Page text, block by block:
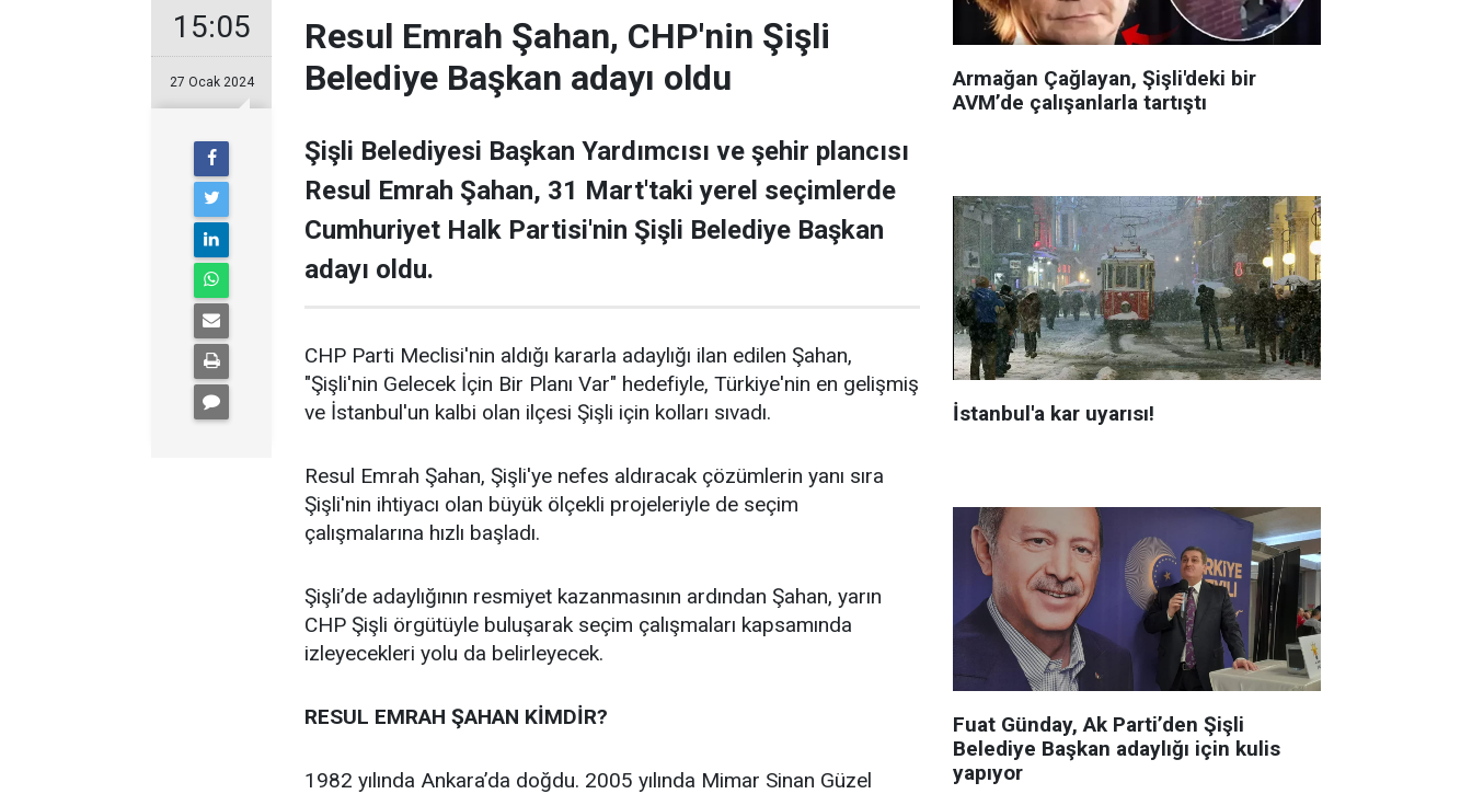
15:05
27 Ocak 2024
Resul Emrah Şahan, CHP'nin Şişli
Belediye Başkan adayı oldu
Şişli Belediyesi Başkan Yardımcısı ve şehir plancısı
Resul Emrah Şahan, 31 Mart'taki yerel seçimlerde
Cumhuriyet Halk Partisi'nin Şişli Belediye Başkan
adayı oldu.
CHP Parti Meclisi'nin aldığı kararla adaylığı ilan edilen Şahan,
"Şişli'nin Gelecek İçin Bir Planı Var" hedefiyle, Türkiye'nin en gelişmiş
ve İstanbul'un kalbi olan ilçesi Şişli için kolları sıvadı.
Resul Emrah Şahan, Şişli'ye nefes aldıracak çözümlerin yanı sıra
Şişli'nin ihtiyacı olan büyük ölçekli projeleriyle de seçim
çalışmalarına hızlı başladı.
Şişli’de adaylığının resmiyet kazanmasının ardından Şahan, yarın
CHP Şişli örgütüyle buluşarak seçim çalışmaları kapsamında
izleyecekleri yolu da belirleyecek.
RESUL EMRAH ŞAHAN KİMDİR?
1982 yılında Ankara’da doğdu. 2005 yılında Mimar Sinan Güzel
Armağan Çağlayan, Şişli'deki bir
AVM’de çalışanlarla tartıştı
İstanbul'a kar uyarısı!
Fuat Günday, Ak Parti’den Şişli
Belediye Başkan adaylığı için kulis
yapıyor